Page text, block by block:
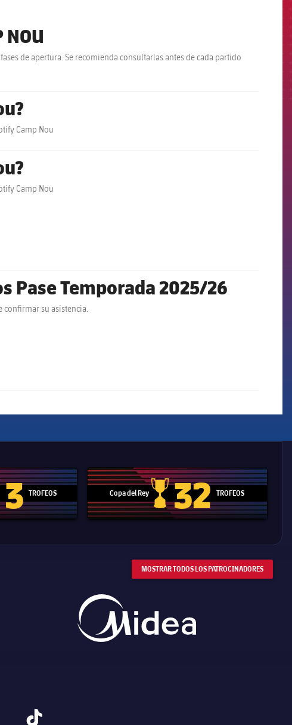
NOU
de apertura. Se recomienda consultarlas antes de cada partido
Camp Nou
Camp Nou
Pase Temporada 2025/26
un Pase Temporada 2025/26 tendrán que confirmar su asistencia.
del Mundial de Clubes
3 TROFEOS Copa del Rey
Copa del Rey
32 TROFEOS
MOSTRAR TODOS LOS PATROCINADORES
tiktok